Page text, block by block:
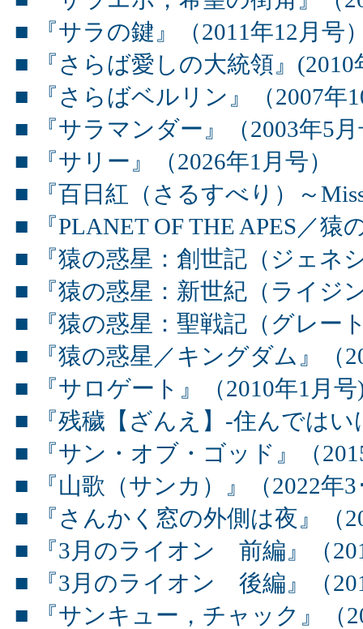
■ 『サラの鍵』（2011年12月号
■ 『さらば愛しの大統領』(2010
■ 『さらばベルリン』（2007年
■ 『サラマンダー』（2003年5
■ 『サリー』（2026年1月号）
■ 『百日紅（さるすべり）～
■ 『PLANET OF THE APES／猿
■ 『猿の惑星：創世記（ジェネ
■ 『猿の惑星：新世紀（ライジ
■ 『猿の惑星：聖戦記（グレー
■ 『猿の惑星／キングダム』（
■ 『サロゲート』（2010年1月号
■ 『残穢【ざんえ】-住んではい
■ 『サン・オブ・ゴッド』（
■ 『山歌（サンカ）』（2022年3
■ 『さんかく窓の外側は夜』（
■ 『3月のライオン 前編』（
■ 『3月のライオン 後編』（
■ 『サンキュー，チャック』（